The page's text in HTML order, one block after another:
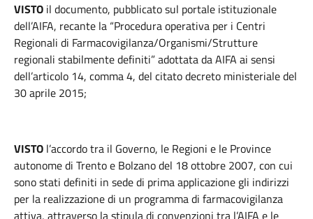
VISTO il documento, pubblicato sul portale istituzionale
dell’AIFA, recante la “Procedura operativa per i Centri
Regionali di Farmacovigilanza/Organismi/Strutture
regionali stabilmente definiti” adottata da AIFA ai sensi
dell’articolo 14, comma 4, del citato decreto ministeriale del
30 aprile 2015;
VISTO l’accordo tra il Governo, le Regioni e le Province
autonome di Trento e Bolzano del 18 ottobre 2007, con cui
sono stati definiti in sede di prima applicazione gli indirizzi
per la realizzazione di un programma di farmacovigilanza
attiva, attraverso la stipula di convenzioni tra l’AIFA e le